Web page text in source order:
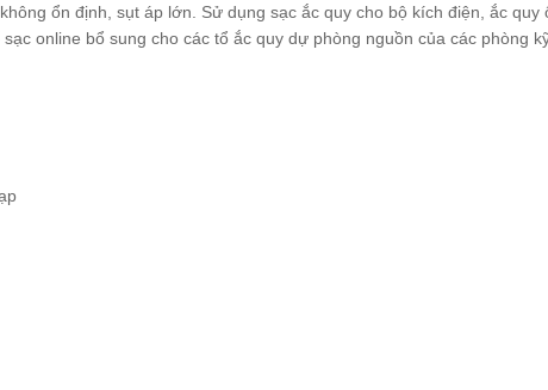
ổn định, sụt áp lớn. Sử dụng sạc ắc quy cho bộ kích điện, ắc quy
online bổ sung cho các tổ ắc quy dự phòng nguồn của các phòng